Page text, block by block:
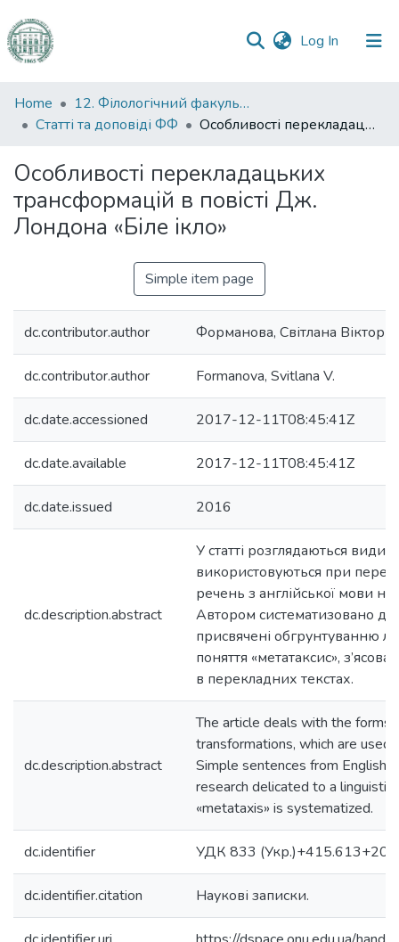
Log In (current)
Communities
&
All of DSpace
Statistics
Home
12. Філологічний факультет
Статті та доповіді ФФ
Особливості перекладацьких трансформацій в повісті Дж. Лондона «Біле ікло»
Особливості перекладацьких
трансформацій в повісті Дж.
Лондона «Біле ікло»
Simple item page
dc.contributor.author Форманова, Світлана
dc.contributor.author Formanova, Svitlana V.
dc.date.accessioned 2017-12-11T08:45:41Z
dc.date.available 2017-12-11T08:45:41Z
dc.date.issued 2016
dc.description.abstract
У статті розглядаються
використовуються при
речень з англійської мови на
Автором систематизовано
присвячені обгрунтуванню
поняття «метатаксис»,
в перекладних текстах.
dc.description.abstract
The article deals with the forms
transformations, which are used
Simple sentences from English
research delicated to a linguistic
«metataxis» is systematized.
dc.identifier УДК 833 (Укр.)+415.613+20
dc.identifier.citation Наукові записки.